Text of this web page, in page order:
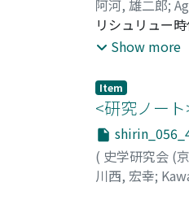
阿河, 雄二郎;
リシュリュー
機が一層醸成
シュリュー政
倒することに
Show more
Item
<研究ノー
( 史学研究会 (
川西, 宏幸;